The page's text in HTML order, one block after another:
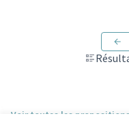
Voir toutes les